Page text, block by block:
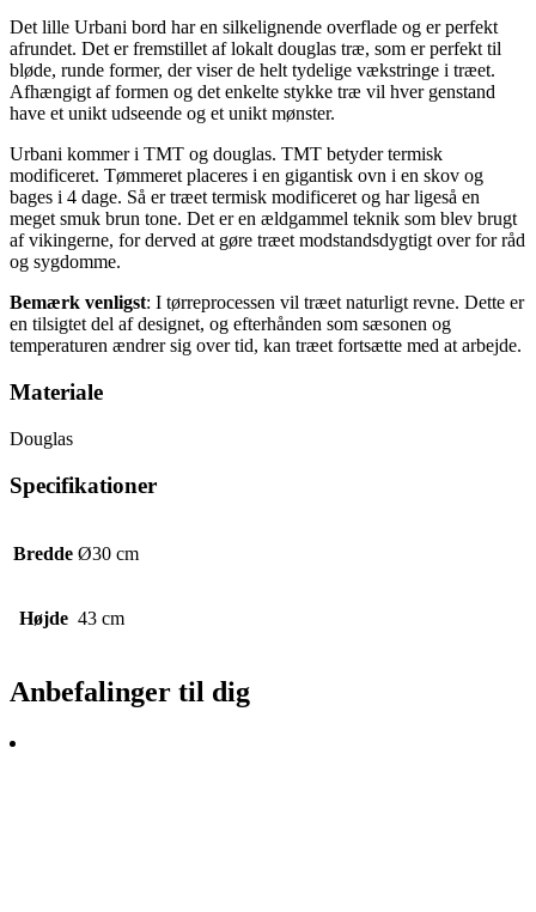
Det lille Urbani bord har en silkelignende overflade og er perfekt
afrundet. Det er fremstillet af lokalt douglas træ, som er perfekt til
bløde, runde former, der viser de helt tydelige vækstringe i træet.
Afhængigt af formen og det enkelte stykke træ vil hver genstand
have et unikt udseende og et unikt mønster.
Urbani kommer i TMT og douglas. TMT betyder termisk
modificeret. Tømmeret placeres i en gigantisk ovn i en skov og
bages i 4 dage. Så er træet termisk modificeret og har ligeså en
meget smuk brun tone. Det er en ældgammel teknik som blev brugt
af vikingerne, for derved at gøre træet modstandsdygtigt over for råd
og sygdomme.
Bemærk venligst: I tørreprocessen vil træet naturligt revne. Dette er
en tilsigtet del af designet, og efterhånden som sæsonen og
temperaturen ændrer sig over tid, kan træet fortsætte med at arbejde.
Materiale
Douglas
Specifikationer
Bredde Ø30 cm
Højde 43 cm
Anbefalinger til dig